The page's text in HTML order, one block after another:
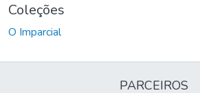
Coleções
O Imparcial
PARCEIROS